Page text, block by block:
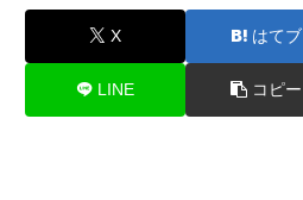
X はてブ
LINE コピー